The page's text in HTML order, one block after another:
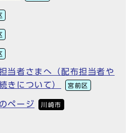
当者さまへ（配布担当者や
きについて）
宮前区
ページ 川崎市